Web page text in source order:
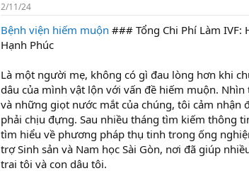
2/11/24
Bệnh viện hiếm muộn ### Tổng Chi Phí Làm IVF:
Hạnh Phúc
Là một người mẹ, không có gì đau lòng hơn khi
dâu của mình vật lộn với vấn đề hiếm muộn.
và những giọt nước mắt của chúng, tôi cảm nhận
phải chịu đựng. Sau nhiều tháng tìm kiếm thông
tìm hiểu về phương pháp thụ tinh trong ống
trợ Sinh sản và Nam học Sài Gòn, nơi đã giúp
trai tôi và con dâu tôi.